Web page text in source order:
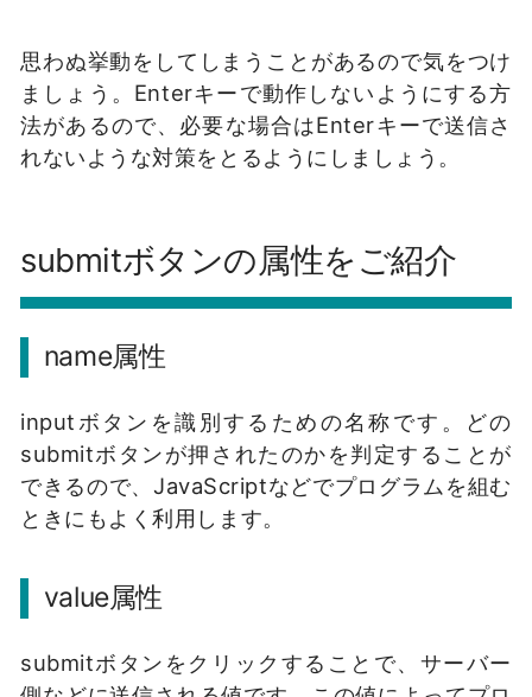
思わぬ挙動をしてしまうことがあるので気をつけ
ましょう。Enterキーで動作しないようにする方
法があるので、必要な場合はEnterキーで送信さ
れないような対策をとるようにしましょう。
submitボタンの属性をご紹介
name属性
inputボタンを識別するための名称です。どの
submitボタンが押されたのかを判定することが
できるので、JavaScriptなどでプログラムを組む
ときにもよく利用します。
value属性
submitボタンをクリックすることで、サーバー